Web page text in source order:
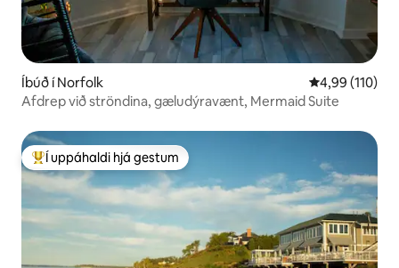
Íbúð í Norfolk 4,99 af 5 í
4,99 (110)
Afdrep við ströndina, gæludýravænt, Mermaid Suite
Í mestu uppáhaldi hjá gestum
Í uppáhaldi hjá gestum